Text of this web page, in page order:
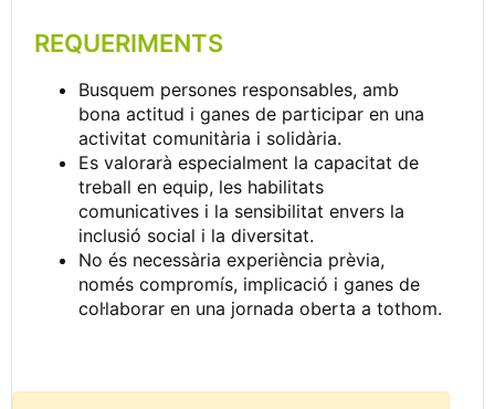
REQUERIMENTS
Busquem persones responsables, amb
bona actitud i ganes de participar en una
activitat comunitària i solidària.
Es valorarà especialment la capacitat de
treball en equip, les habilitats
comunicatives i la sensibilitat envers la
inclusió social i la diversitat.
No és necessària experiència prèvia,
només compromís, implicació i ganes de
col·laborar en una jornada oberta a tothom.